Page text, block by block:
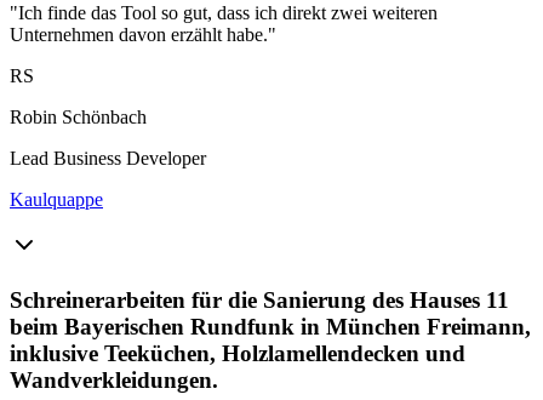
"Ich finde das Tool so gut, dass ich direkt zwei weiteren
Unternehmen davon erzählt habe."
RS
Robin Schönbach
Lead Business Developer
Kaulquappe
Schreinerarbeiten für die Sanierung des Hauses 11
beim Bayerischen Rundfunk in München Freimann,
inklusive Teeküchen, Holzlamellendecken und
Wandverkleidungen.